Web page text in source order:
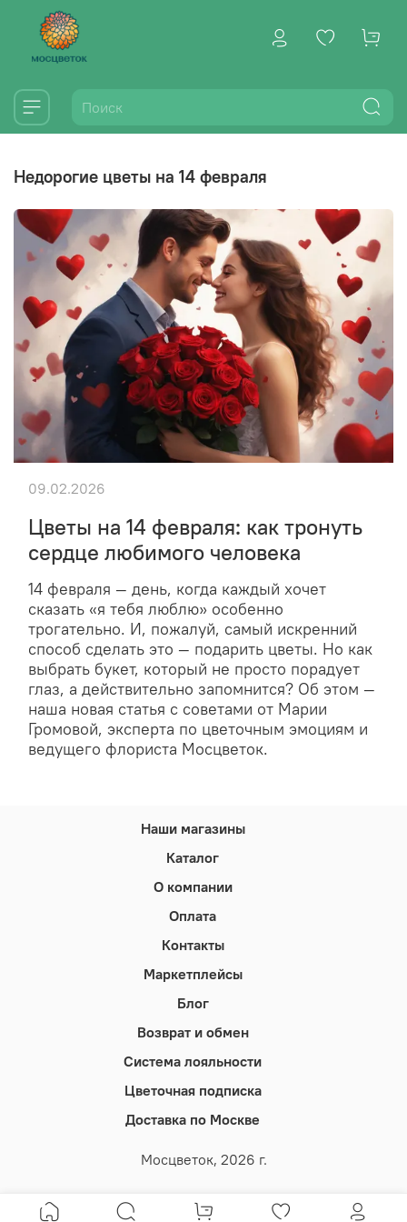
недорогие цветы на 14 февраля
Цветы на 14 февраля: как тронуть
сердце любимого человека
14 февраля — день, когда каждый хочет
сказать «я тебя люблю» особенно
трогательно. И, пожалуй, самый искренний
способ сделать это — подарить цветы. Но как
выбрать букет, который не просто порадует
глаз, а действительно запомнится? Об этом —
наша новая статья с советами от Марии
Громовой, эксперта по цветочным эмоциям и
ведущего флориста Мосцветок.
09.02.2026
Наши магазины
Каталог
О компании
Оплата
Контакты
Маркетплейсы
Блог
Возврат и обмен
Система лояльности
Цветочная подписка
Доставка по Москве
Мосцветок, 2026 г.